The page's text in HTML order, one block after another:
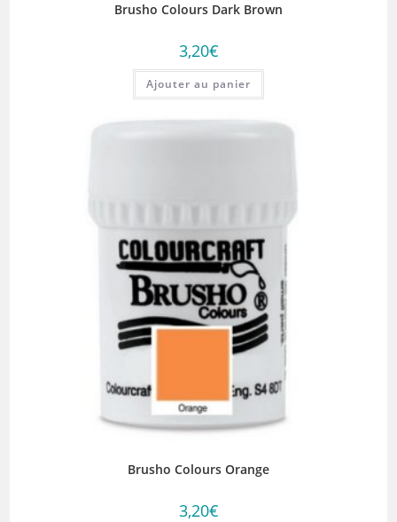
Brusho Colours Dark Brown
3,20€
Ajouter au panier
Brusho Colours Orange
3,20€